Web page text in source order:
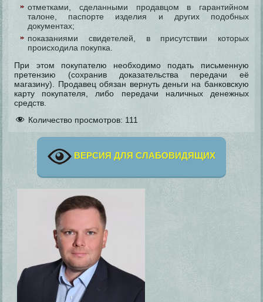
отметками, сделанными продавцом в гарантийном
талоне, паспорте изделия и других подобных
документах;
показаниями свидетелей, в присутствии которых
происходила покупка.
При этом покупателю необходимо подать письменную
претензию (сохранив доказательства передачи её
магазину). Продавец обязан вернуть деньги на банковскую
карту покупателя, либо передачи наличных денежных
средств.
Количество просмотров: 111
ВЕРСИЯ ДЛЯ СЛАБОВИДЯЩИХ